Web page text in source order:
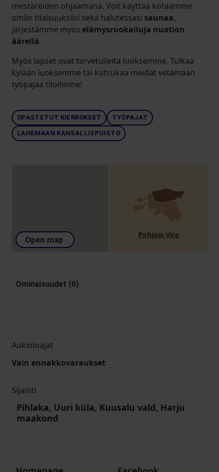
mestareiden ohjaamana. Voit käyttää kotaamme
omiin tilaisuuksiisi sekä halutessasi saunaa,
järjestämme myös elämysruokailuja nuotion
äärellä.
Myös lapset ovat tervetulleita luoksemme. Tulkaa
kylään luoksemme tai kutsukaa meidät vetämään
työpajaa tiloihinne!
OPASTETUT KIERROKSET TYÖPAJAT
LAHEMAAN KANSALLISPUISTO
Open map
Pohjois-Viro
Ominaisuudet (6)
Aukioloajat
Vain ennakkovaraukset
Sijainti
Pihlaka, Uuri küla, Kuusalu vald, Harju
maakond